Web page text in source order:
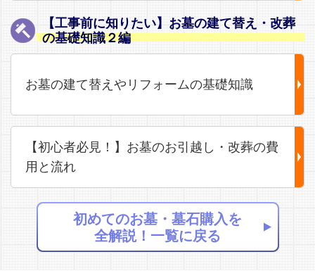
【工事前に知りたい】お墓の建て替え・改葬
の基礎知識２編
お墓の建て替えやリフォームの基礎知識
【初心者必見！】お墓のお引越し・改葬の費
用と流れ
初めてのお墓・墓石購入を
全解説！一覧に戻る